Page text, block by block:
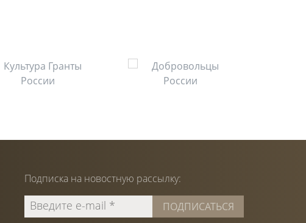
Подписка на новостную рассылку: